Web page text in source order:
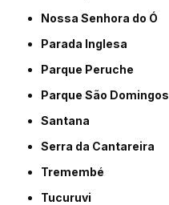
Nossa Senhora do Ó
Parada Inglesa
Parque Peruche
Parque São Domingos
Santana
Serra da Cantareira
Tremembé
Tucuruvi